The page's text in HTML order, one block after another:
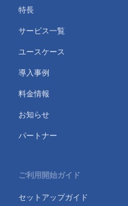
特長
サービス一覧
ユースケース
導入事例
料金情報
お知らせ
パートナー
ご利用開始ガイド
セットアップガイド